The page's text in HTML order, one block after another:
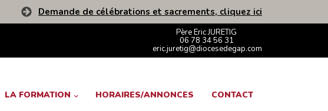
Demande de célébrations et sacrements, cliquez ici
Père Eric JURETIG
06 78 34 56 31
eric.juretig@diocesedegap.com
LA FORMATION HORAIRES/ANNONCES CONTACT